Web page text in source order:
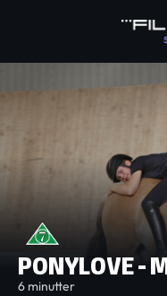
PONYLOVE -
6 minutter